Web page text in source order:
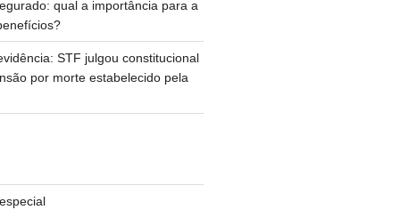
qual a importância para a
STF julgou constitucional
por morte estabelecido pela